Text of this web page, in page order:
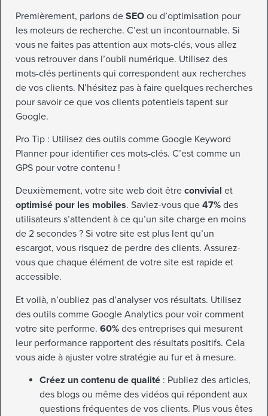
Premièrement, parlons de SEO ou d’optimisation pour
les moteurs de recherche. C’est un incontournable. Si
vous ne faites pas attention aux mots-clés, vous allez
vous retrouver dans l’oubli numérique. Utilisez des
mots-clés pertinents qui correspondent aux recherches
de vos clients. N’hésitez pas à faire quelques recherches
pour savoir ce que vos clients potentiels tapent sur
Google.
Pro Tip : Utilisez des outils comme Google Keyword
Planner pour identifier ces mots-clés. C’est comme un
GPS pour votre contenu !
Deuxièmement, votre site web doit être convivial et
optimisé pour les mobiles. Saviez-vous que 47% des
utilisateurs s’attendent à ce qu’un site charge en moins
de 2 secondes ? Si votre site est plus lent qu’un
escargot, vous risquez de perdre des clients. Assurez-
vous que chaque élément de votre site est rapide et
accessible.
Et voilà, n’oubliez pas d’analyser vos résultats. Utilisez
des outils comme Google Analytics pour voir comment
votre site performe. 60% des entreprises qui mesurent
leur performance rapportent des résultats positifs. Cela
vous aide à ajuster votre stratégie au fur et à mesure.
Créez un contenu de qualité : Publiez des articles,
des blogs ou même des vidéos qui répondent aux
questions fréquentes de vos clients. Plus vous êtes